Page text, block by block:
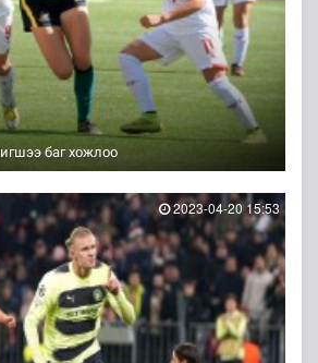
баг хожлоо
2023-04-20 15:53